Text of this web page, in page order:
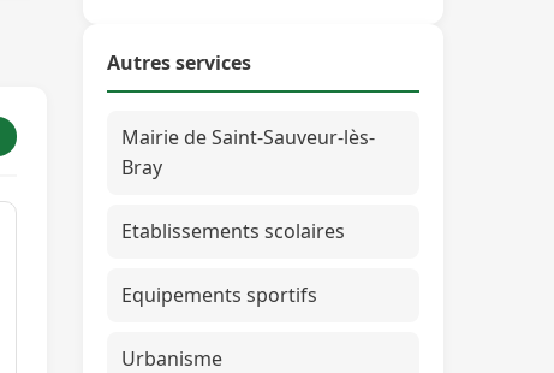
Autres services
Mairie de Saint-Sauveur-lès-
Bray
Etablissements scolaires
Equipements sportifs
Urbanisme